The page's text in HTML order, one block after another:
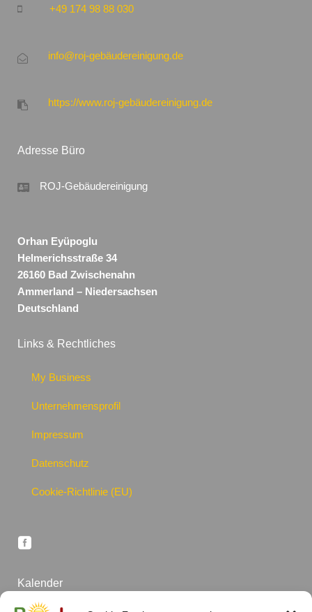
+49 174 98 88 030
info@roj-gebäudereinigung.de
https://www.roj-gebäudereinigung.de
Adresse Büro
ROJ-Gebäudereinigung
Orhan Eyüpoglu
Helmerichsstraße 34
26160 Bad Zwischenahn
Ammerland – Niedersachsen
Deutschland
Links & Rechtliches
My Business
Unternehmensprofil
Impressum
Datenschutz
Cookie-Richtlinie (EU)
Kalender